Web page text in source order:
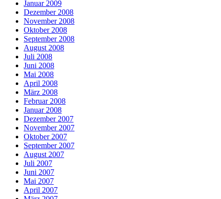
Januar 2009
Dezember 2008
November 2008
Oktober 2008
September 2008
August 2008
Juli 2008
Juni 2008
Mai 2008
April 2008
März 2008
Februar 2008
Januar 2008
Dezember 2007
November 2007
Oktober 2007
September 2007
August 2007
Juli 2007
Juni 2007
Mai 2007
April 2007